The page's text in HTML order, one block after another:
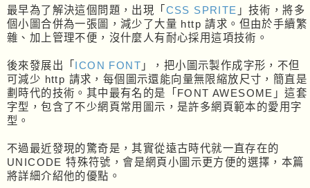
最早為了解決這個問題，出現「 CSS SPRITE 」技術，將多
個小圖合併為一張圖，減少了大量 http 請求。但由於手續繁
雜、加上管理不便，沒什麼人有耐心採用這項技術。
後來發展出「 ICON FONT 」，把小圖示製作成字形，不但
可減少 http 請求，每個圖示還能向量無限縮放尺寸，簡直是
劃時代的技術。其中最有名的是「FONT AWESOME」這套
字型，包含了不少網頁常用圖示，是許多網頁範本的愛用字
型。
不過最近發現的驚奇是，其實從遠古時代就一直存在的
UNICODE 特殊符號，會是網頁小圖示更方便的選擇，本篇
將詳細介紹他的優點。